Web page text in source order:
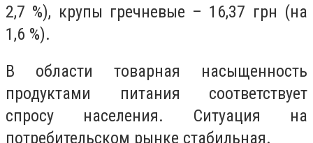
2,7 %), крупы гречневые – 16,37 грн (на
1,6 %).
В области товарная насыщенность
продуктами питания соответствует
спросу населения. Ситуация на
потребительском рынке стабильная.